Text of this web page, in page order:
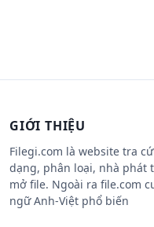
GIỚI THIỆU
Filegi.com là website tra
dạng, phân loại, nhà phát
mở file. Ngoài ra file.com
ngữ Anh-Việt phổ biến